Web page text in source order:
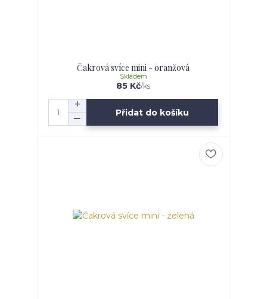
Čakrová svíce mini - oranžová
85 Kč/ks
Skladem
Přidat do košíku